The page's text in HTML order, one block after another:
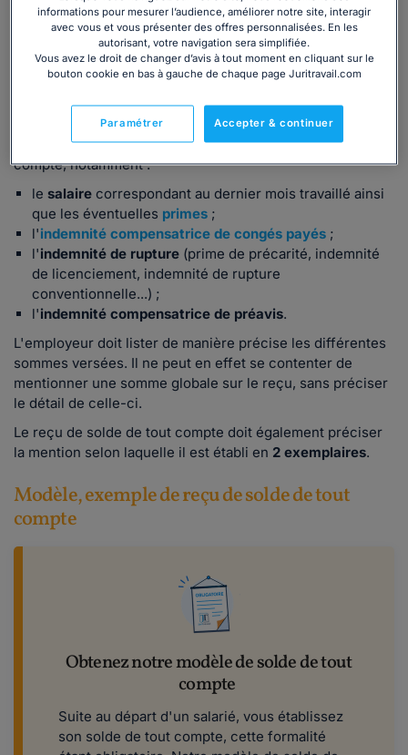
Quelles sommes faire figurer sur le solde de
tout compte ?
au salarié à l'occasion de la rupture.
Doivent ainsi figurer sur le reçu pour solde de tout
compte, notamment :
le salaire correspondant au dernier mois travaillé ainsi
que les éventuelles primes ;
l'indemnité compensatrice de congés payés ;
l'indemnité de rupture (prime de précarité, indemnité
de licenciement, indemnité de rupture
conventionnelle...) ;
l'indemnité compensatrice de préavis.
L'employeur doit lister de manière précise les différentes
sommes versées. Il ne peut en effet se contenter de
mentionner une somme globale sur le reçu, sans préciser
le détail de celle-ci.
Le reçu de solde de tout compte doit également préciser
la mention selon laquelle il est établi en 2 exemplaires.
Modèle, exemple de reçu de solde de tout
compte
Obtenez notre modèle de solde de tout
compte
Suite au départ d'un salarié, vous établissez
son solde de tout compte, cette formalité
informations pour mesurer l’audience, améliorer notre site, interagir
avec vous et vous présenter des offres personnalisées. En les
autorisant, votre navigation sera simplifiée.
Vous avez le droit de changer d’avis à tout moment en cliquant sur le
bouton cookie en bas à gauche de chaque page Juritravail.com
Accepter & continuer
Paramétrer